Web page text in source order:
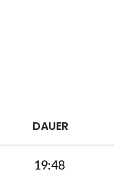
DAUER
19:48